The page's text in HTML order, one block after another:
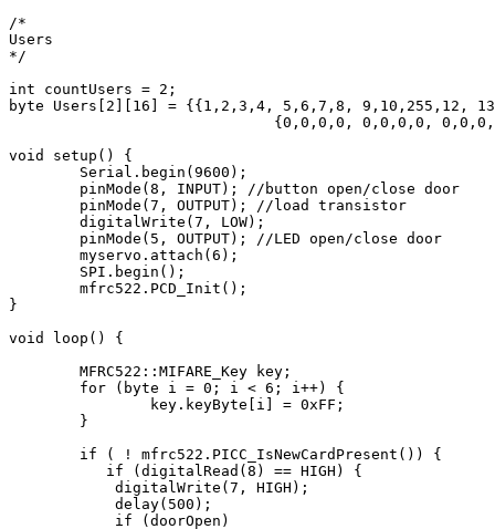
/*
Users
*/
int countUsers = 2;
byte Users[2][16] = {{1,2,3,4, 5,6,7,8, 9,10,255,12,
{0,0,0,0, 0,0,0,0,
void setup() {
        Serial.begin(9600);
        pinMode(8, INPUT); //button open/close door
        pinMode(7, OUTPUT); //load transistor
        digitalWrite(7, LOW);
        pinMode(5, OUTPUT); //LED open/close door
        myservo.attach(6);
        SPI.begin();
        mfrc522.PCD_Init();
}
void loop() {
        MFRC522::MIFARE_Key key;
        for (byte i = 0; i < 6; i++) {
                key.keyByte[i] = 0xFF;
        }
        if ( ! mfrc522.PICC_IsNewCardPresent()) {
           if (digitalRead(8) == HIGH) {
            digitalWrite(7, HIGH);
            delay(500);
            if (doorOpen)